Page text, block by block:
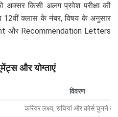
किसी अलग प्रवेश परीक्षा की
12वीं क्लास के नंबर, विषय के अनुसार
और Recommendation Letters
और योग्ताएं
विवरण
करियर लक्ष्य, रुचियां और कोर्स चुनने के